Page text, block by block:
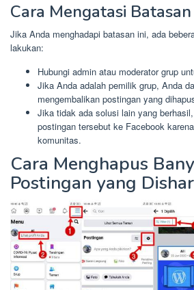
Cara Mengatasi Batasan
Jika Anda menghadapi batasan ini, ada
lakukan:
Hubungi admin atau moderator grup
Jika Anda adalah pemilik grup, Anda
mengembalikan postingan yang
Jika tidak ada solusi lain yang
postingan tersebut ke Facebook
komunitas.
Cara Menghapus
Postingan yang